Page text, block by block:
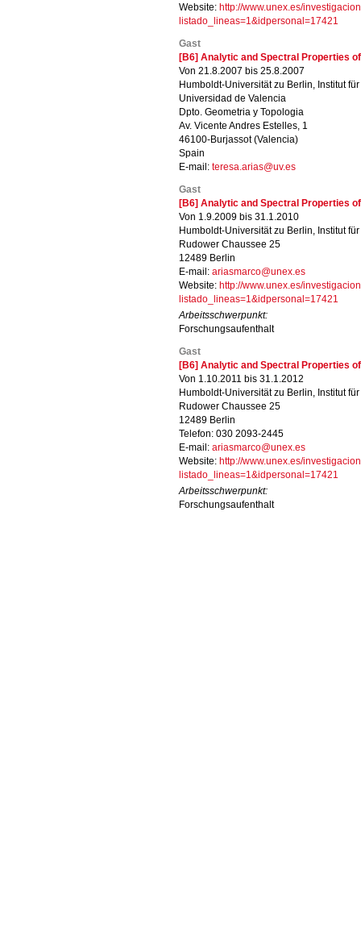
Website: http://www.unex.es/
listado_lineas=1&idpersonal=17421
Gast
[B6] Analytic and Spectral Properties
Von 21.8.2007 bis 25.8.2007
Humboldt-Universität zu Berlin, Institut
Universidad de Valencia
Dpto. Geometria y Topologia
Av. Vicente Andres Estelles, 1
46100-Burjassot (Valencia)
Spain
E-mail: teresa.arias@uv.es
Gast
[B6] Analytic and Spectral Properties
Von 1.9.2009 bis 31.1.2010
Humboldt-Universität zu Berlin, Institut
Rudower Chaussee 25
12489 Berlin
E-mail: ariasmarco@unex.es
Website: http://www.unex.es/
listado_lineas=1&idpersonal=17421
Arbeitsschwerpunkt:
Forschungsaufenthalt
Gast
[B6] Analytic and Spectral Properties
Von 1.10.2011 bis 31.1.2012
Humboldt-Universität zu Berlin, Institut
Rudower Chaussee 25
12489 Berlin
Telefon: 030 2093-2445
E-mail: ariasmarco@unex.es
Website: http://www.unex.es/
listado_lineas=1&idpersonal=17421
Arbeitsschwerpunkt:
Forschungsaufenthalt